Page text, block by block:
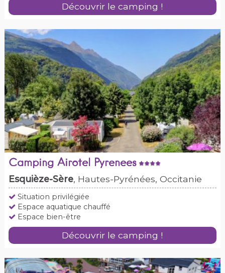
Découvrir le camping !
Camping Airotel Pyrenees
Esquièze-Sère, Hautes-Pyrénées, Occitanie
Situation privilégiée
Espace aquatique chauffé
Espace bien-être
Découvrir le camping !